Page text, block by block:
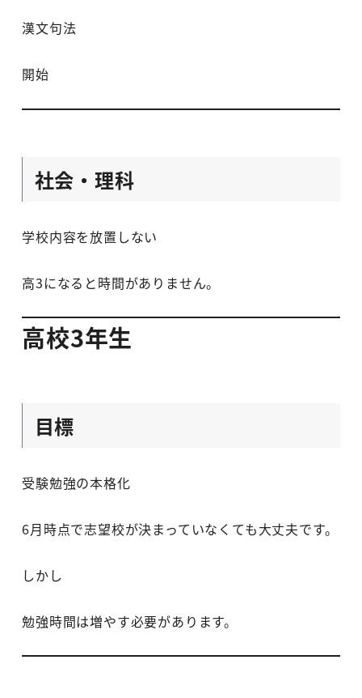
漢文句法
開始
社会・理科
学校内容を放置しない
高3になると時間がありません。
高校3年生
目標
受験勉強の本格化
6月時点で志望校が決まっていなくても大丈夫です。
しかし
勉強時間は増やす必要があります。